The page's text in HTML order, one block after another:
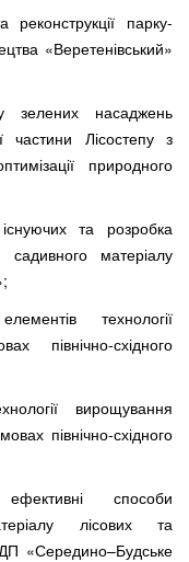
парку-
«Веретенівський»
зелених насаджень
частини Лісостепу з
природного
та розробка
матеріалу
технології
північно-східного
вирощування
північно-східного
способи
лісових та
«Середино–Будське